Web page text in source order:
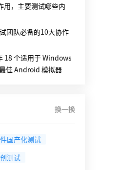
用，主要测试哪些内
团队必备的10大协作
18 个适用于 Windows
佳 Android 模拟器
换一换
国产化测试
测试